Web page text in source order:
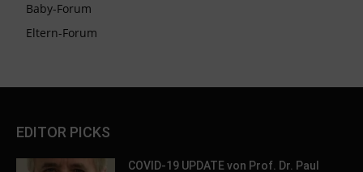
Baby-Forum
Eltern-Forum
EDITOR PICKS
COVID-19 UPDATE von Prof. Dr. Paul